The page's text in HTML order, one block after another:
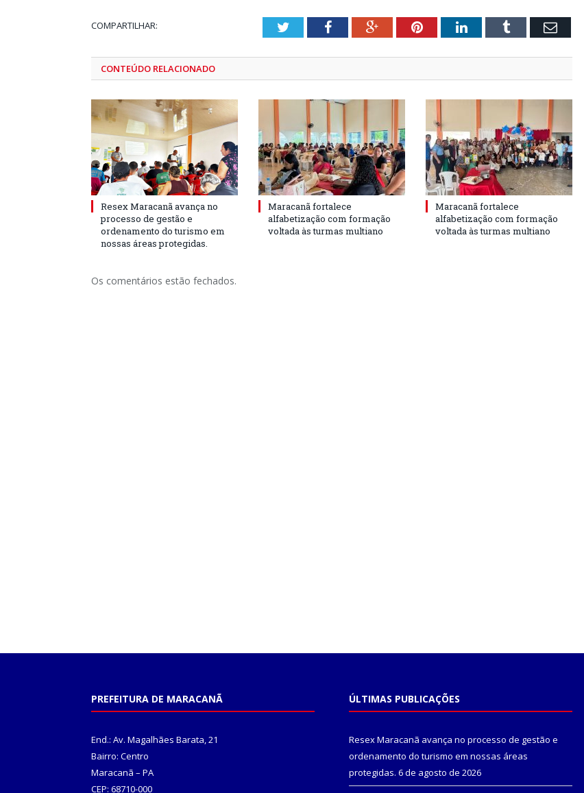
COMPARTILHAR: TwitterFacebookGoogle+PinterestLinkedInTumblr Email
CONTEÚDO RELACIONADO
Resex Maracanã avança no
processo de gestão e
ordenamento do turismo em
nossas áreas protegidas.
Maracanã fortalece
alfabetização com formação
voltada às turmas multiano
Maracanã fortalece
alfabetização com formação
voltada às turmas multiano
Os comentários estão fechados.
PREFEITURA DE MARACANÃ
End.: Av. Magalhães Barata, 21
Bairro: Centro
Maracanã – PA
CEP: 68710-000
ÚLTIMAS PUBLICAÇÕES
Resex Maracanã avança no processo de gestão e
ordenamento do turismo em nossas áreas
protegidas. 6 de agosto de 2026